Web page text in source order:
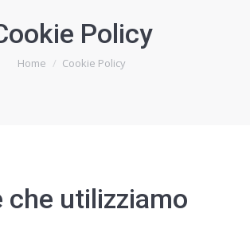
Policy
Tu sei qui:
Home Cookie Policy
che utilizziamo